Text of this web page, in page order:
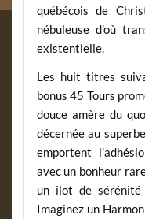
québécois de
nébuleuse d’où
existentielle.
Les huit titres
bonus 45 Tours
douce amère du
décernée au
emportent
avec un bonheur
un ilot de
Imaginez un